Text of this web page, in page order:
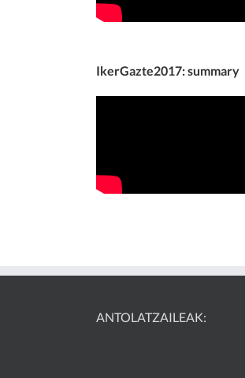
IkerGazte2017: summary
ANTOLATZAILEAK: